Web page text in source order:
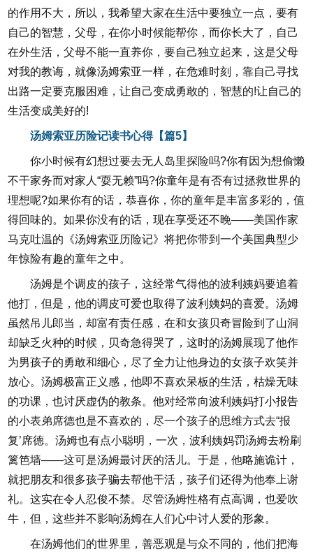
的作用不大，所以，我希望大家在生活中要独立一点，要有
自己的智慧，父母，在你小时候能帮你，而你长大了，自己
在外生活，父母不能一直养你，要自己独立起来，这是父母
对我的教诲，就像汤姆索亚一样，在危难时刻，靠自己寻找
出路一定要克服困难，让自己变成勇敢的，智慧的!让自己的
生活变成美好的!
汤姆索亚历险记读书心得【篇5】
你小时候有幻想过要去无人岛里探险吗?你有因为想偷懒
不干家务而对家人“耍无赖”吗?你童年是有否有过拯救世界的
理想呢?如果你有的话，恭喜你，你的童年是丰富多彩的，值
得回味的。如果你没有的话，现在享受还不晚——美国作家
马克吐温的《汤姆索亚历险记》将把你带到一个美国典型少
年惊险有趣的童年之中。
汤姆是个调皮的孩子，这经常气得他的波利姨妈要追着
他打，但是，他的调皮可爱也取得了波利姨妈的喜爱。汤姆
虽然吊儿郎当，却富有责任感，在和女孩贝奇冒险到了山洞
却缺乏火种的时候，贝奇急得哭了，这时的汤姆展现了他作
为男孩子的勇敢和细心，尽了全力让他身边的女孩子欢笑并
放心。汤姆极富正义感，他即不喜欢呆板的生活，枯燥无味
的功课，也讨厌虚伪的教条。他对经常向波利姨妈打小报告
的小表弟席德也是不喜欢的，尽一个孩子的思维方式去“报
复’席德。汤姆也有点小聪明，一次，波利姨妈罚汤姆去粉刷
篱笆墙——这可是汤姆最讨厌的活儿。于是，他略施诡计，
就把朋友和很多孩子骗去帮他干活，孩子们还得为他奉上谢
礼。这实在令人忍俊不禁。尽管汤姆性格有点高调，也爱吹
牛，但，这些并不影响汤姆在人们心中讨人爱的形象。
在汤姆他们的世界里，善恶观是与众不同的，他们把海